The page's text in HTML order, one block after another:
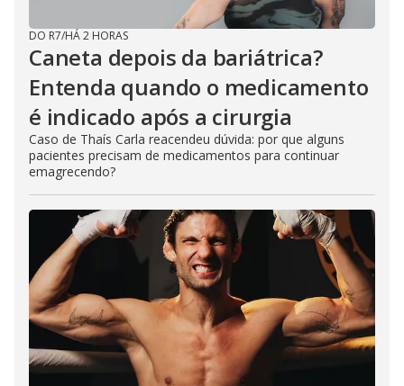
DO R7/HÁ 2 HORAS
Caneta depois da bariátrica?
Entenda quando o medicamento
é indicado após a cirurgia
Caso de Thaís Carla reacendeu dúvida: por que alguns
pacientes precisam de medicamentos para continuar
emagrecendo?